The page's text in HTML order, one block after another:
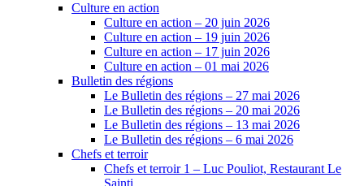
Culture en action
Culture en action – 20 juin 2026
Culture en action – 19 juin 2026
Culture en action – 17 juin 2026
Culture en action – 01 mai 2026
Bulletin des régions
Le Bulletin des régions – 27 mai 2026
Le Bulletin des régions – 20 mai 2026
Le Bulletin des régions – 13 mai 2026
Le Bulletin des régions – 6 mai 2026
Chefs et terroir
Chefs et terroir 1 – Luc Pouliot, Restaurant Le
Sainti